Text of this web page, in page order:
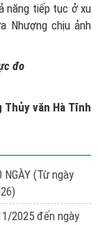
năng tiếp tục ở xu
Nhượng chịu ảnh
đo
văn Hà Tĩnh
(Từ ngày
2025 đến ngày